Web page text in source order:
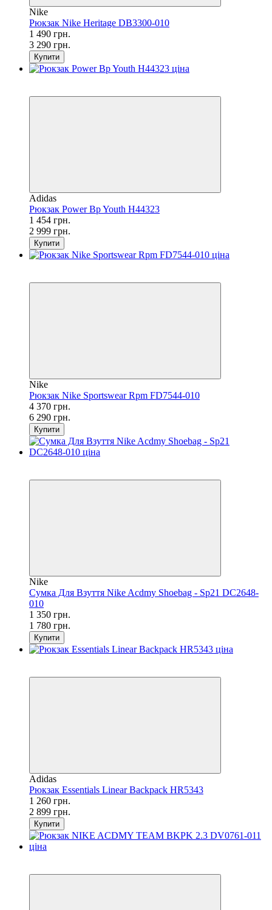
Nike
Рюкзак Nike Heritage DB3300-010
1 490 грн.
3 290 грн.
Купити
Adidas
Рюкзак Power Bp Youth H44323
1 454 грн.
2 999 грн.
Купити
Nike
Рюкзак Nike Sportswear Rpm FD7544-010
4 370 грн.
6 290 грн.
Купити
Nike
Сумка Для Взуття Nike Acdmy Shoebag - Sp21 DC2648-
010
1 350 грн.
1 780 грн.
Купити
Adidas
Рюкзак Essentials Linear Backpack HR5343
1 260 грн.
2 899 грн.
Купити